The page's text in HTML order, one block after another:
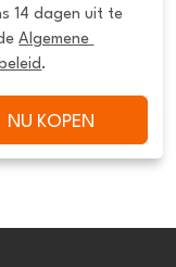
14 dagen uit te
Algemene
.
NU KOPEN